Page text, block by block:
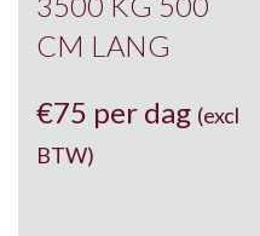
CM LANG
€75 per dag (excl
BTW)